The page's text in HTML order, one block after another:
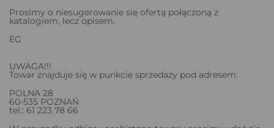
Prosimy o niesugerowanie się ofertą połączoną z
katalogiem, lecz opisem.
EG
UWAGA!!!
Towar znajduje się w punkcie sprzedaży pod adresem:
POLNA 28
60-535 POZNAŃ
tel.: 61 223 78 66